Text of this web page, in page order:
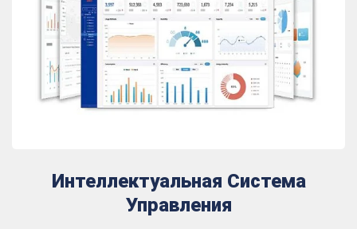
Интеллектуальная Система
Управления